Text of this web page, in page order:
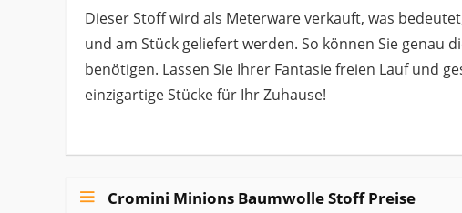
Dieser Stoff wird als Meterware verkauft, was
und am Stück geliefert werden. So können Sie genau
benötigen. Lassen Sie Ihrer Fantasie freien Lauf und
einzigartige Stücke für Ihr Zuhause!
Cromini Minions Baumwolle Stoff Preise